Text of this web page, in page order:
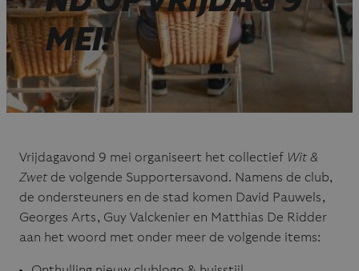
MEI!
Vrijdagavond 9 mei organiseert het collectief Wit &
Zwetde volgende Supportersavond. Namens de club,
de ondersteuners en de stad komen David Pauwels,
Georges Arts, Guy Valckenier en Matthias De Ridder
aan het woord met onder meer de volgende items: